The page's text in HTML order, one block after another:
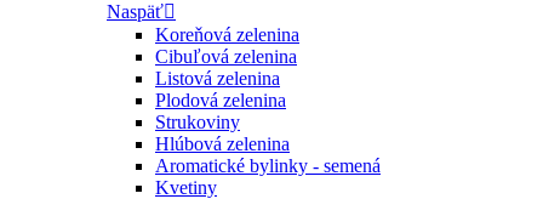
Naspäť
Koreňová zelenina
Cibuľová zelenina
Listová zelenina
Plodová zelenina
Strukoviny
Hlúbová zelenina
Aromatické bylinky - semená
Kvetiny